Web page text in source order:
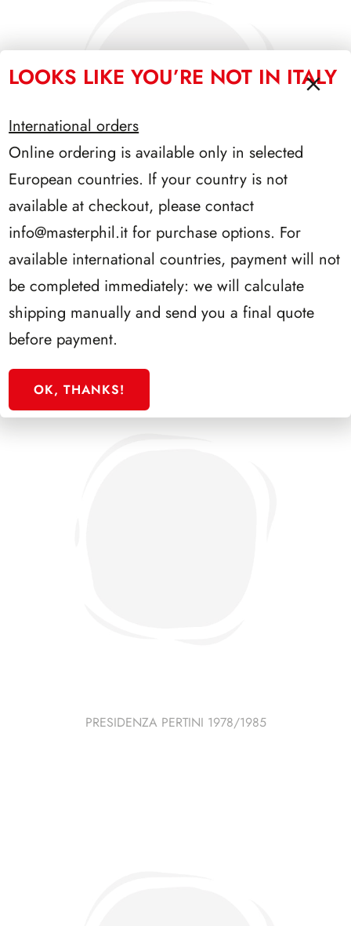
SFORZESCO ITALIA 1993 PAGINE 6
PRESIDENZA PERTINI 1978/1985
LOOKS LIKE YOU’RE NOT IN ITALY
International orders
Online ordering is available only in selected
European countries. If your country is not
available at checkout, please contact
info@masterphil.it for purchase options. For
available international countries, payment will not
be completed immediately: we will calculate
shipping manually and send you a final quote
before payment.
OK, THANKS!